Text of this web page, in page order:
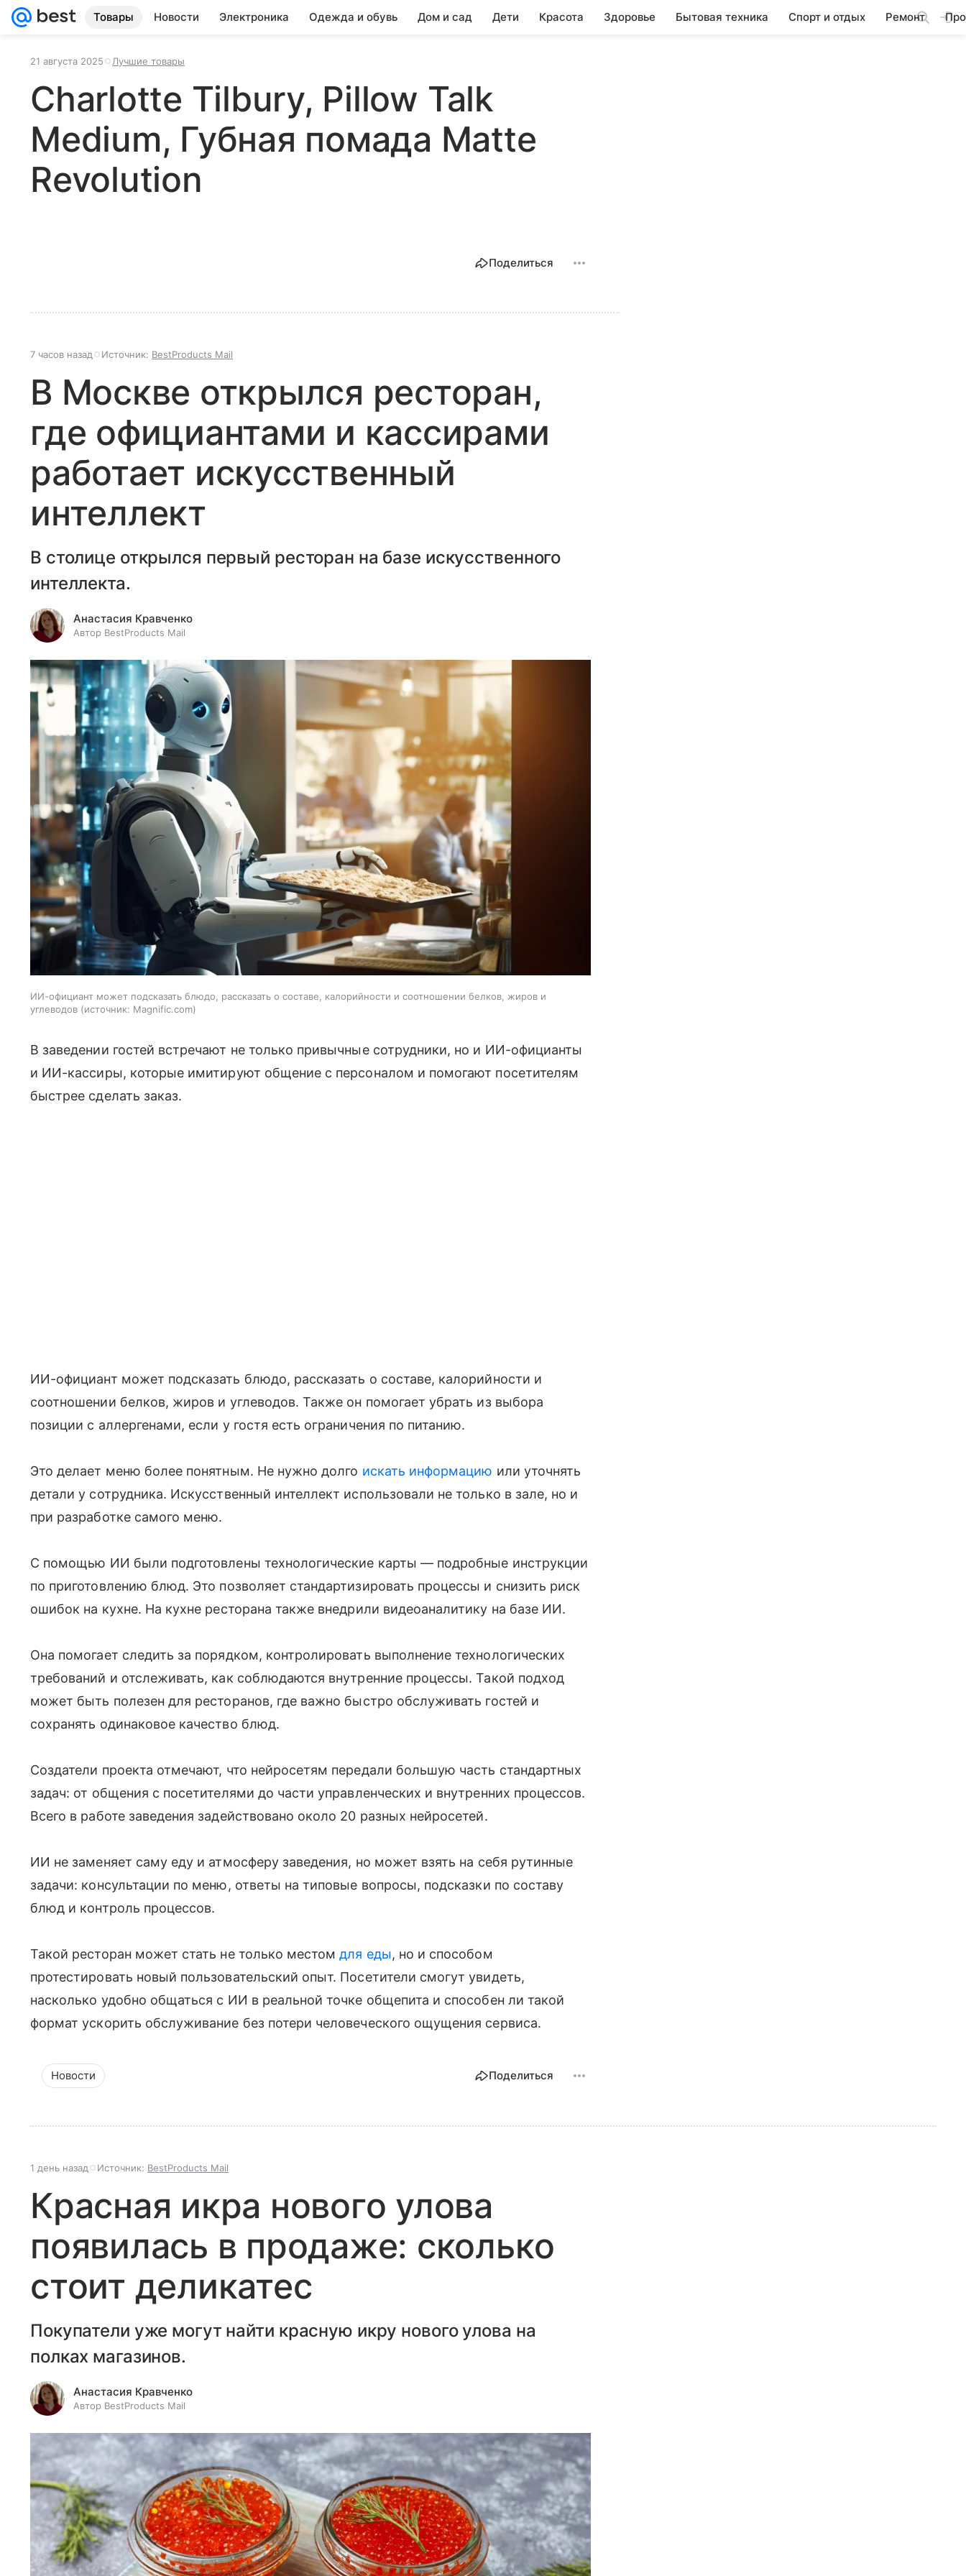
Товары Новости Электроника Одежда и обувь Дом и сад Дети Красота Здоровье Бытовая техника Спорт и отдых Ремонт
21 августа 2025 Лучшие товары
Charlotte Tilbury, Pillow Talk
Medium, Губная помада Matte
Revolution
Поделиться
7 часов назад Источник: BestProducts Mail
В Москве открылся ресторан,
где официантами и кассирами
работает искусственный
интеллект
В столице открылся первый ресторан на базе искусственного
интеллекта.
Анастасия Кравченко
Автор BestProducts Mail
ИИ-официант может подсказать блюдо, рассказать о составе, калорийности и соотношении белков, жиров и
углеводов
источник: Magnific.com
В заведении гостей встречают не только привычные сотрудники, но и ИИ-официанты
и ИИ-кассиры, которые имитируют общение с персоналом и помогают посетителям
быстрее сделать заказ.
ИИ-официант может подсказать блюдо, рассказать о составе, калорийности и
соотношении белков, жиров и углеводов. Также он помогает убрать из выбора
позиции с аллергенами, если у гостя есть ограничения по питанию.
Это делает меню более понятным. Не нужно долго искать информацию или уточнять
детали у сотрудника. Искусственный интеллект использовали не только в зале, но и
при разработке самого меню.
С помощью ИИ были подготовлены технологические карты — подробные инструкции
по приготовлению блюд. Это позволяет стандартизировать процессы и снизить риск
ошибок на кухне. На кухне ресторана также внедрили видеоаналитику на базе ИИ.
Она помогает следить за порядком, контролировать выполнение технологических
требований и отслеживать, как соблюдаются внутренние процессы. Такой подход
может быть полезен для ресторанов, где важно быстро обслуживать гостей и
сохранять одинаковое качество блюд.
Создатели проекта отмечают, что нейросетям передали большую часть стандартных
задач: от общения с посетителями до части управленческих и внутренних процессов.
Всего в работе заведения задействовано около 20 разных нейросетей.
ИИ не заменяет саму еду и атмосферу заведения, но может взять на себя рутинные
задачи: консультации по меню, ответы на типовые вопросы, подсказки по составу
блюд и контроль процессов.
Такой ресторан может стать не только местомдля еды, но и способом
протестировать новый пользовательский опыт. Посетители смогут увидеть,
насколько удобно общаться с ИИ в реальной точке общепита и способен ли такой
формат ускорить обслуживание без потери человеческого ощущения сервиса.
Новости Поделиться
1 день назад Источник: BestProducts Mail
Красная икра нового улова
появилась в продаже: сколько
стоит деликатес
Покупатели уже могут найти красную икру нового улова на
полках магазинов.
Анастасия Кравченко
Автор BestProducts Mail